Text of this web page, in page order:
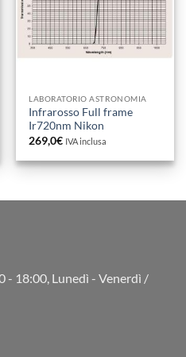
LABORATORIO ASTRONOMIA
Infrarosso Full frame
Ir720nm Nikon
269,0€ IVA inclusa
- 18:00, Lunedì - Venerdì /